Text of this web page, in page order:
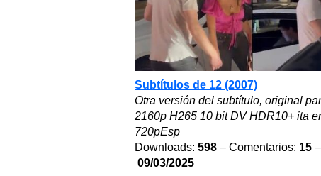
Subtítulos de 12 (2007)
Otra versión del subtítulo, original
2160p H265 10 bit DV HDR10+ ita
720pEsp
Downloads: 598 – Comentarios: 15
09/03/2025